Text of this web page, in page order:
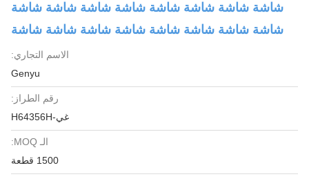
شاشة شاشة شاشة شاشة شاشة شاشة شاشة شاشة
شاشة شاشة شاشة شاشة شاشة شاشة شاشة شاشة
الاسم التجاري:
Genyu
رقم الطراز:
غي-H64356H
الـ MOQ:
1500 قطعة